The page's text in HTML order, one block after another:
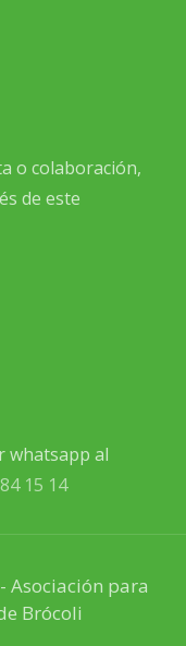
o colaboración,
de este
whatsapp al
15 14
- Asociación para
Brócoli